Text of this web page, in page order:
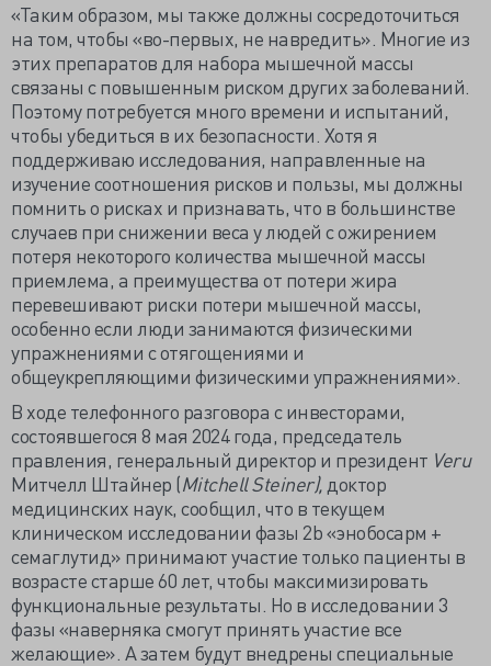
«Таким образом, мы также должны сосредоточиться
на том, чтобы «во-первых, не навредить». Многие из
этих препаратов для набора мышечной массы
связаны с повышенным риском других заболеваний.
Поэтому потребуется много времени и испытаний,
чтобы убедиться в их безопасности. Хотя я
поддерживаю исследования, направленные на
изучение соотношения рисков и пользы, мы должны
помнить о рисках и признавать, что в большинстве
случаев при снижении веса у людей с ожирением
потеря некоторого количества мышечной массы
приемлема, а преимущества от потери жира
перевешивают риски потери мышечной массы,
особенно если люди занимаются физическими
упражнениями с отягощениями и
общеукрепляющими физическими упражнениями».
В ходе телефонного разговора с инвесторами,
состоявшегося 8 мая 2024 года, председатель
правления, генеральный директор и президент Veru
Митчелл Штайнер (Mitchell Steiner), доктор
медицинских наук, сообщил, что в текущем
клиническом исследовании фазы 2b «энобосарм +
семаглутид» принимают участие только пациенты в
возрасте старше 60 лет, чтобы максимизировать
функциональные результаты. Но в исследовании 3
фазы «наверняка смогут принять участие все
желающие». А затем будут внедрены специальные